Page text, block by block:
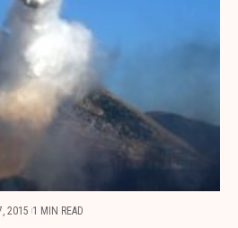
2015 1 MIN READ